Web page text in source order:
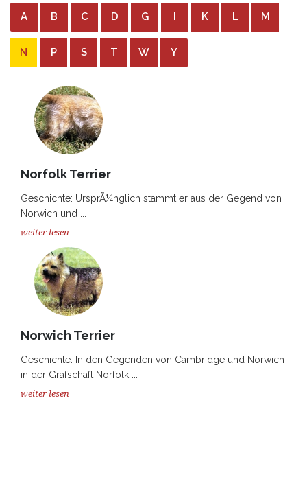
A B C D G I K L M
N P S T W Y
Norfolk Terrier
Geschichte: UrsprÃ¼nglich stammt er aus der Gegend von
Norwich und ...
weiter lesen
Norwich Terrier
Geschichte: In den Gegenden von Cambridge und Norwich
in der Grafschaft Norfolk ...
weiter lesen